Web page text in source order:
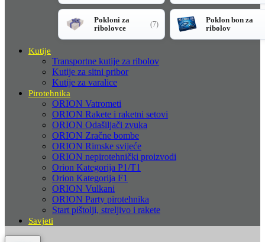
Pokloni za
ribolovce
(7)
Poklon bon za
ribolov
Kutije
Transportne kutije za ribolov
Kutije za sitni pribor
Kutije za varalice
Pirotehnika
ORION Vatrometi
ORION Rakete i raketni setovi
ORION Odašiljači zvuka
ORION Zračne bombe
ORION Rimske svijeće
ORION nepirotehnički proizvodi
Orion Kategorija P1/T1
Orion Kategorija F1
ORION Vulkani
ORION Party pirotehnika
Start pištolji, streljivo i rakete
Savjeti